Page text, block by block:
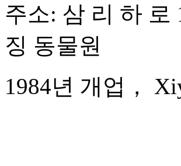
주소: 삼 리 하 로
징 동물원
1984년 개업，